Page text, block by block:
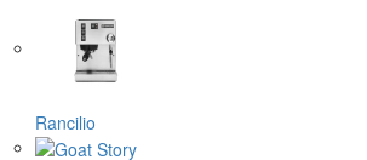
Rancilio